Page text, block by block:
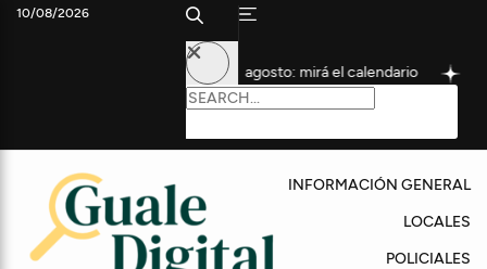
comienza con los pagos de agosto: mirá el calendario El
10/08/2026
INFORMACIÓN GENERAL
LOCALES
POLICIALES